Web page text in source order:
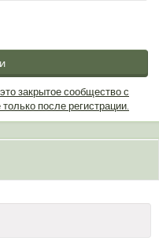
закрытое сообщество с
после регистрации.